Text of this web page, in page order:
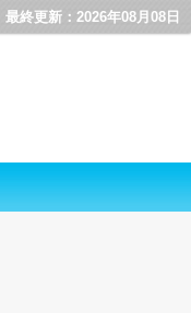
最終更新：2026年08月08日